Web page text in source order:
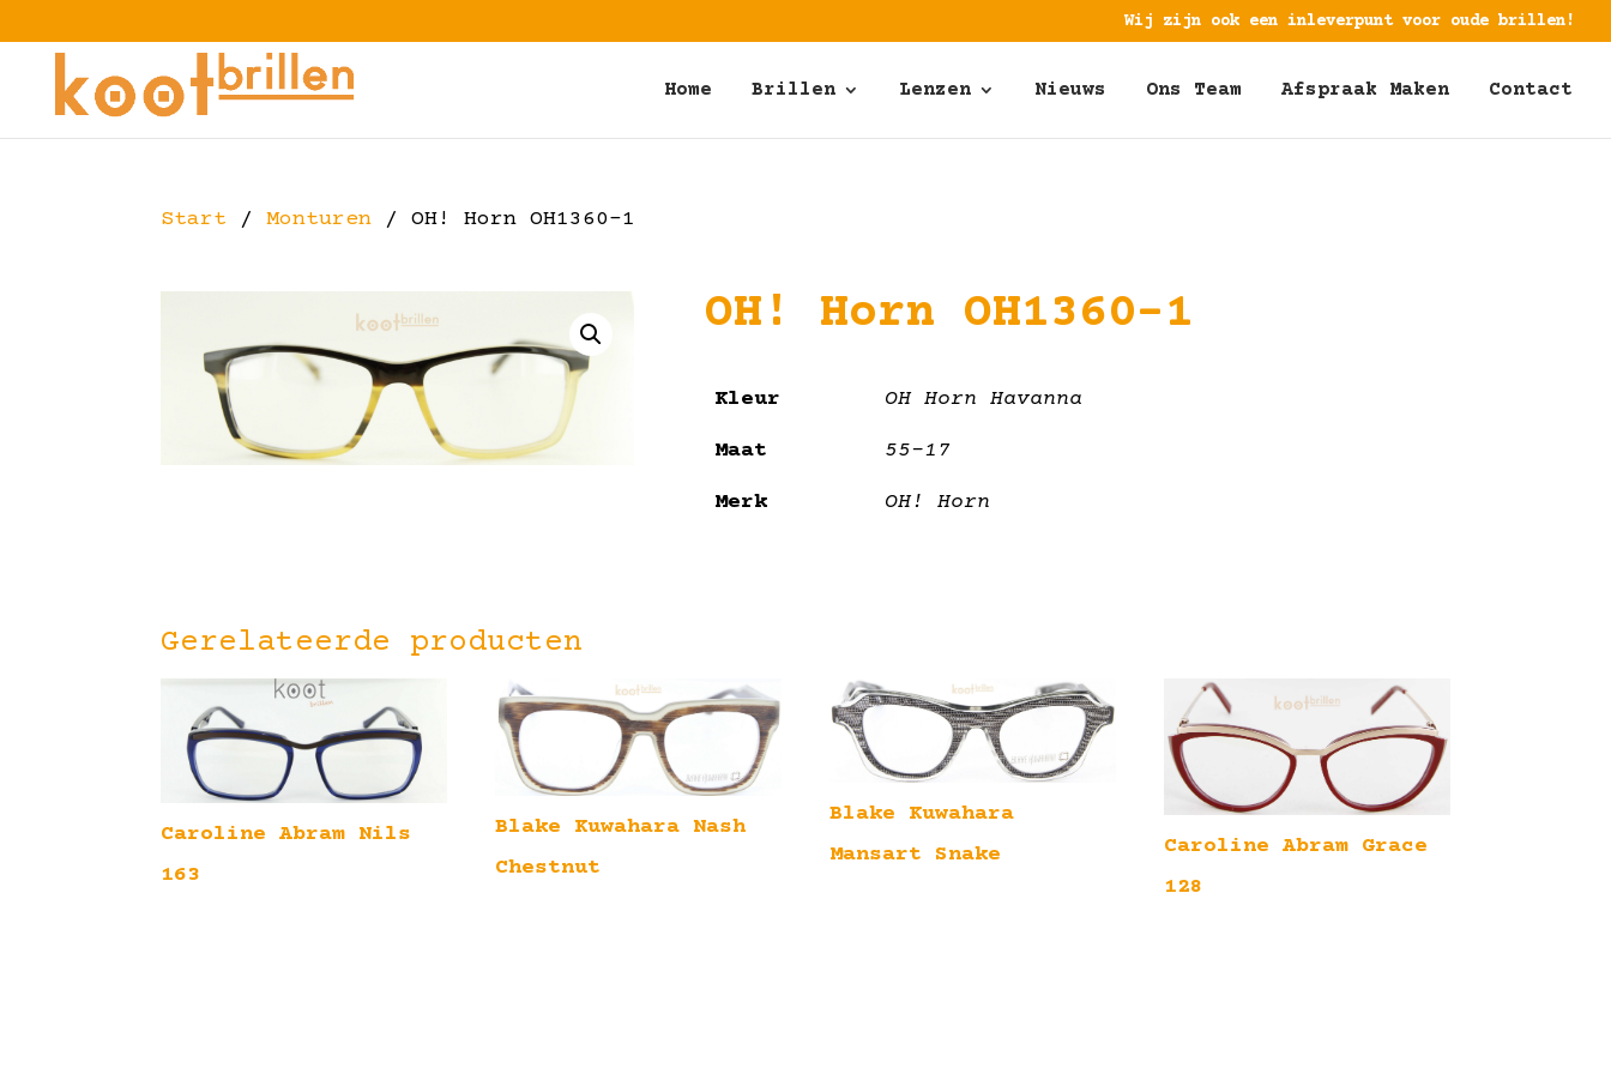
Wij zijn ook een inleverpunt voor oude brillen!
Home Brillen Lenzen Nieuws Ons Team Afspraak Maken Contact
Start /Monturen / OH! Horn OH1360-1
OH! Horn OH1360-1
Kleur OH Horn Havanna
Maat 55-17
Merk OH! Horn
Gerelateerde producten
Caroline Abram Nils
163
Blake Kuwahara Nash
Chestnut
Blake Kuwahara
Mansart Snake
Caroline Abram Grace
128